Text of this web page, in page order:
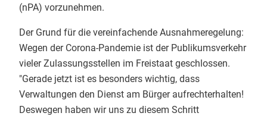
(nPA) vorzunehmen.
Der Grund für die vereinfachende Ausnahmeregelung:
Wegen der Corona-Pandemie ist der Publikumsverkehr
vieler Zulassungsstellen im Freistaat geschlossen.
"Gerade jetzt ist es besonders wichtig, dass
Verwaltungen den Dienst am Bürger aufrechterhalten!
Deswegen haben wir uns zu diesem Schritt